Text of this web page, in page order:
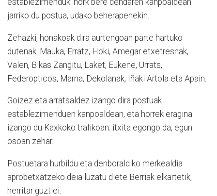
establezimenduk: nork bere dendaren kanpoaldean
jarriko du postua, udako beherapenekin.
Zehazki, honakoak dira aurtengoan parte hartuko
dutenak: Mauka, Erratz, Hoki, Amegar etxetresnak,
Valen, Bikas Zangitu, Laket, Eukene, Urrats,
Federopticos, Marna, Dekolanak, Iñaki Artola eta Apain.
Goizez eta arratsaldez izango dira postuak
establezimenduen kanpoaldean, eta horrek eragina
izango du Kaxkoko trafikoan: itxita egongo da, egun
osoan zehar.
Postuetara hurbildu eta denboraldiko merkealdia
aprobetxatzeko deia luzatu diete Berriak elkartetik,
herritar guztiei.